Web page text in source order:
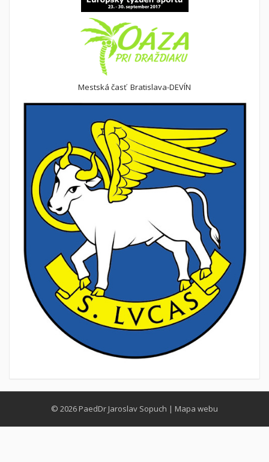
Mestská časť Bratislava-DEVÍN
© 2026 PaedDr Jaroslav Sopuch | Mapa webu